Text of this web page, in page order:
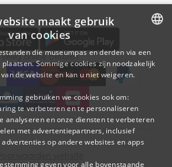
Download
de museumpas-app
Betalingsopties
Veilig online betalen
American Express
bancontact
visa
Edenred
mc
paypal
kbc
Sodexo Cultuurcheques
belfius
DUTCH
FRENCH
maakt gebruik
van cookies
die museumpas en derden via een
Sommige cookies zijn noodzakelijk
de website en kan u niet weigeren.
gebruiken we cookies ook om:
te verbeteren en te personaliseren
analyseren en onze diensten te verbeteren
met advertentiepartners, inclusief
op andere websites en apps
geven voor alle bovenstaande